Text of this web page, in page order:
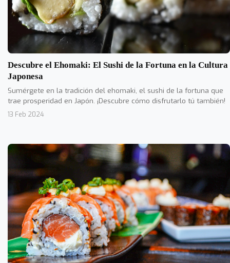
Descubre el Ehomaki: El Sushi de la Fortuna en la Cultura
Japonesa
Sumérgete en la tradición del ehomaki, el sushi de la fortuna que
trae prosperidad en Japón. ¡Descubre cómo disfrutarlo tú también!
13 Feb 2024